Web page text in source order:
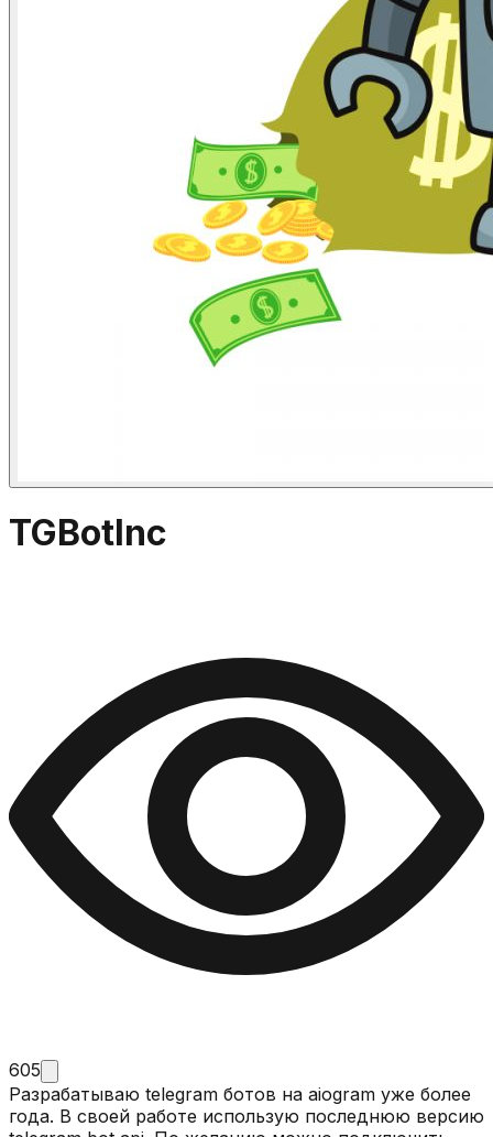
TGBotInc
605
Разрабатываю telegram ботов на aiogram уже более
года. В своей работе использую последнюю версию